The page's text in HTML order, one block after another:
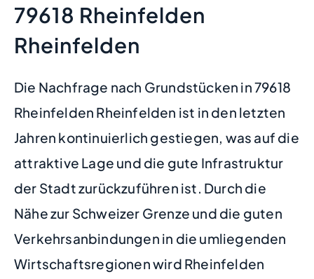
79618 Rheinfelden
Rheinfelden
Die Nachfrage nach Grundstücken in 79618
Rheinfelden Rheinfelden ist in den letzten
Jahren kontinuierlich gestiegen, was auf die
attraktive Lage und die gute Infrastruktur
der Stadt zurückzuführen ist. Durch die
Nähe zur Schweizer Grenze und die guten
Verkehrsanbindungen in die umliegenden
Wirtschaftsregionen wird Rheinfelden